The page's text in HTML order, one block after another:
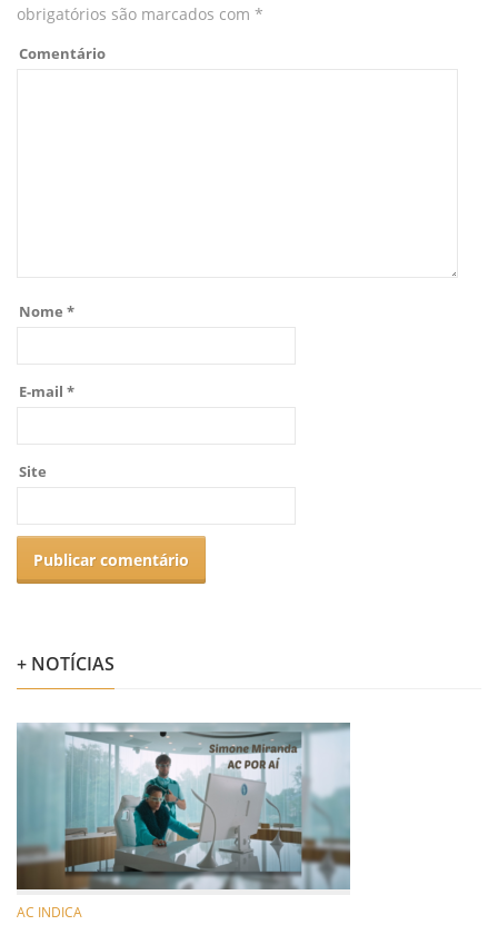
obrigatórios são marcados com *
Comentário
Nome *
E-mail *
Site
+ NOTÍCIAS
AC INDICA